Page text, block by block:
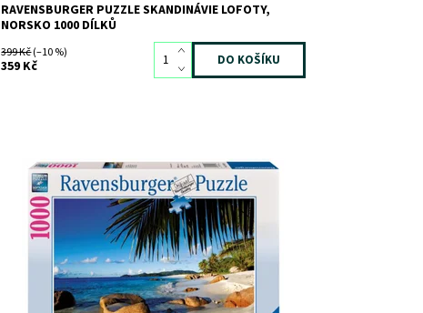
RAVENSBURGER PUZZLE SKANDINÁVIE LOFOTY,
NORSKO 1000 DÍLKŮ
399 Kč(–10 %)
359 Kč
Dostupnost: Skladem>3
9786
Značka:
RAVENSBURGER